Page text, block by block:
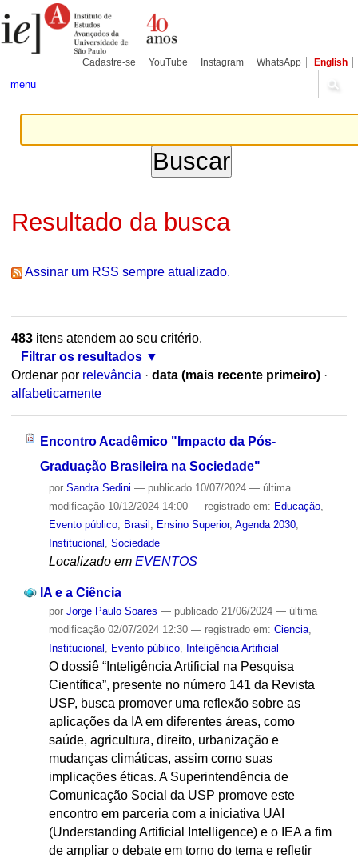
para
conteúdo.
Pessoais
Cadastre-se YouTube Instagram WhatsApp English
menu
Resultado da busca
Assinar um RSS sempre atualizado.
483itens atendem ao seu critério.
Filtrar os resultados
Ordenar por relevância · data (mais recente primeiro) ·
alfabeticamente
Encontro Acadêmico "Impacto da Pós-
Graduação Brasileira na Sociedade"
por Sandra Sedini — publicado10/07/2024 — última
modificação10/12/2024 14:00 — registrado em: Educação,
Evento público, Brasil Ensino Superior, Agenda 2030,
Institucional
Sociedade
Localizado em EVENTOS
IA e a Ciência
por Jorge Paulo Soares — publicado21/06/2024 — última
modificação02/07/2024 12:30 — registrado em: Ciencia,
Institucional
Evento público, Inteligência Artificial
O dossiê “Inteligência Artificial na Pesquisa
Científica”, presente no número 141 da Revista
USP, busca promover uma reflexão sobre as
aplicações da IA em diferentes áreas, como
saúde, agricultura, direito, urbanização e
mudanças climáticas, assim como suas
implicações éticas. A Superintendência de
Comunicação Social da USP promove este
encontro em parceria com a iniciativa UAI
(Understanding Artificial Intelligence) e o IEA a fim
de ampliar o debate em torno do tema e refletir